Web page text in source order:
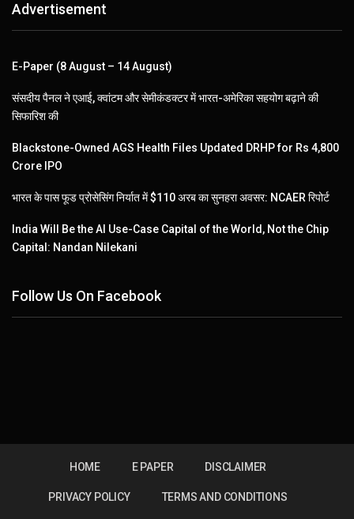
Advertisement
E-Paper (8 August – 14 August)
संसदीय पैनल ने एआई, क्वांटम और सेमीकंडक्टर में भारत-अमेरिका सहयोग बढ़ाने की
सिफारिश की
Blackstone-Owned AGS Health Files Updated DRHP for Rs 4,800
Crore IPO
भारत के पास फूड प्रोसेसिंग निर्यात में $110 अरब का सुनहरा अवसर: NCAER रिपोर्ट
India Will Be the AI Use-Case Capital of the World, Not the Chip
Capital: Nandan Nilekani
Follow Us On Facebook
HOME E PAPER DISCLAIMER
PRIVACY POLICY TERMS AND CONDITIONS